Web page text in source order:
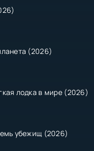
(2026)
лодка в мире (2026)
убежищ (2026)